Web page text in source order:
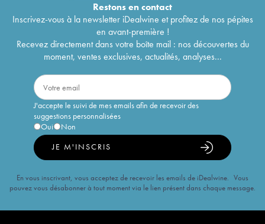
Restons encontact
Inscrivez-vous à la newsletter iDealwine et profitez de nos pépites
en avant-première !
Recevez directement dans votre boîte mail : nos découvertes du
moment, ventes exclusives, actualités, analyses...
J'accepte le suivi de mes emails afin de recevoir des
suggestions personnalisées
Oui
Non
JE M'INSCRIS
En vous inscrivant, vous acceptez de recevoir les emails de iDealwine. Vous
pouvez vous désabonner à tout moment via le lien présent dans chaque message.